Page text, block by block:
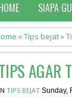
SIAPA
»Tips bejat»
AGAR
TIPS BEJAT Sunday,